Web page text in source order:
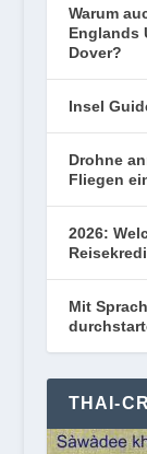
Warum
Englands
Dover?
Insel
Drohne
Fliegen
2026:
Mit
THAI-